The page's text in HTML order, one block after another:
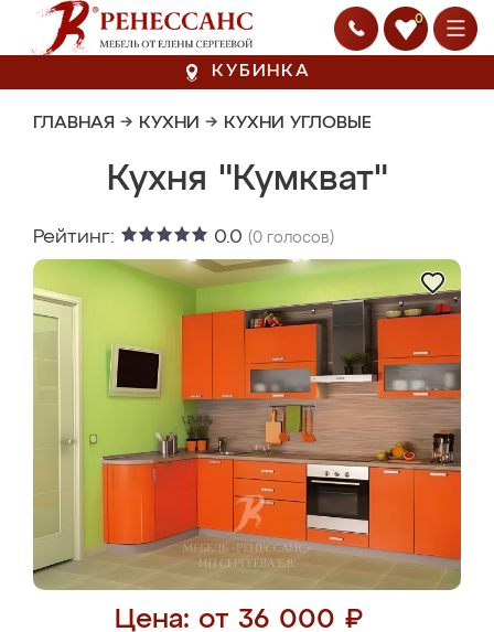
0
КУБИНКА
ГЛАВНАЯ → КУХНИ → КУХНИ УГЛОВЫЕ
Кухня "Кумкват"
Рейтинг: 0.0 (0 голосов)
Цена: от 36 000 ₽